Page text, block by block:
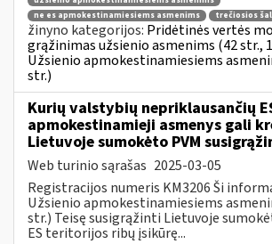
ne es apmokestinamiesiems asmenims
trečiosios
žinyno kategorijos: Pridėtinės vertės
grąžinimas užsienio asmenims (42 str.,
Užsienio apmokestinamiesiems
str.)
Kurių valstybių nepriklausančių
apmokestinamieji asmenys gali
Lietuvoje sumokėto PVM
Web turinio sąrašas 2025-03-05
Registracijos numeris KM3206 Ši
Užsienio apmokestinamiesiems
str.) Teisę susigrąžinti Lietuvoje
ES teritorijos ribų įsikūrę...